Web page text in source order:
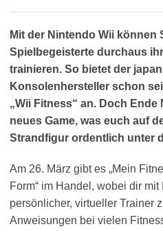
Mit der Nintendo Wii können
Spielbegeisterte durchaus
trainieren. So bietet der
Konsolenhersteller schon
„Wii Fitness“ an. Doch Ende
neues Game, was euch auf
Strandfigur ordentlich unter
Am 26. März gibt es „Mein
Form“ im Handel, wobei dir mit
persönlicher, virtueller Trainer
Anweisungen bei vielen